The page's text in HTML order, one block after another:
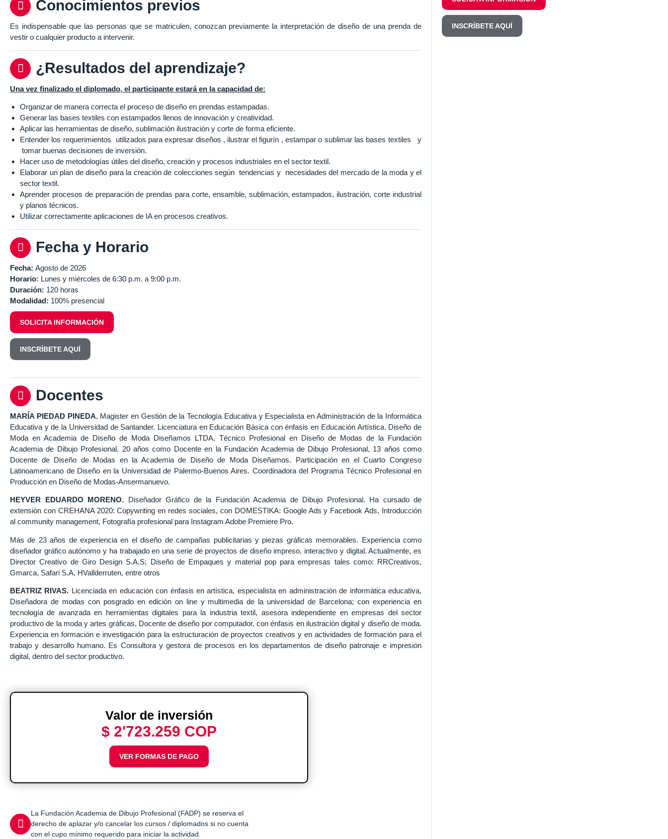
Conocimientos previos
Es indispensable que las personas que se matriculen, conozcan previamente la interpretación de diseño de una prenda de
vestir o cualquier producto a intervenir.
¿Resultados del aprendizaje?
Una vez finalizado el diplomado, el participante estará en la capacidad de:
Organizar de manera correcta el proceso de diseño en prendas estampadas.
Generar las bases textiles con estampados llenos de innovación y creatividad.
Aplicar las herramientas de diseño, sublimación ilustración y corte de forma eficiente.
Entender los requerimientos utilizados para expresar diseños , ilustrar el figurín , estampar o sublimar las bases textiles y
tomar buenas decisiones de inversión.
Hacer uso de metodologías útiles del diseño, creación y procesos industriales en el sector textil.
Elaborar un plan de diseño para la creación de colecciones según tendencias y necesidades del mercado de la moda y el
sector textil.
Aprender procesos de preparación de prendas para corte, ensamble, sublimación, estampados, ilustración, corte industrial
y planos técnicos.
Utilizar correctamente aplicaciones de IA en procesos creativos.
Fecha y Horario
Fecha: Agosto de 2026
Horario: Lunes y miércoles de 6:30 p.m. a 9:00 p.m.
Duración: 120 horas
Modalidad: 100% presencial
SOLICITA INFORMACIÓN
INSCRÍBETE AQUÍ
Docentes
MARÍA PIEDAD PINEDA.Magister en Gestión de la Tecnología Educativa y Especialista en Administración de la Informática
Educativa y de la Universidad de Santander. Licenciatura en Educación Básica con énfasis en Educación Artística. Diseño de
Moda en Academia de Diseño de Moda Diseñamos LTDA, Técnico Profesional en Diseño de Modas de la Fundación
Academia de Dibujo Profesional. 20 años como Docente en la Fundación Academia de Dibujo Profesional, 13 años como
Docente de Diseño de Modas en la Academia de Diseño de Moda Diseñamos. Participación en el Cuarto Congreso
Latinoamericano de Diseño en la Universidad de Palermo-Buenos Aires. Coordinadora del Programa Técnico Profesional en
Producción en Diseño de Modas-Ansermanuevo.
HEYVER EDUARDO MORENO. Diseñador Gráfico de la Fundación Academia de Dibujo Profesional. Ha cursado de
extensión con CREHANA 2020: Copywriting en redes sociales, con DOMESTIKA: Google Ads y Facebook Ads, Introducción
al community management, Fotografía profesional para Instagram Adobe Premiere Pro.
Más de 23 años de experiencia en el diseño de campañas publicitarias y piezas gráficas memorables. Experiencia como
diseñador gráfico autónomo y ha trabajado en una serie de proyectos de diseño impreso, interactivo y digital. Actualmente, es
Director Creativo de Giro Design S.A.S; Diseño de Empaques y material pop para empresas tales como: RRCreativos,
Gmarca, Safari S.A, HVallderruten, entre otros
BEATRIZ RIVAS. Licenciada en educación con énfasis en artística, especialista en administración de informática educativa,
Diseñadora de modas con posgrado en edición on line y multimedia de la universidad de Barcelona; con experiencia en
tecnología de avanzada en herramientas digitales para la industria textil, asesora independiente en empresas del sector
productivo de la moda y artes gráficas, Docente de diseño por computador, con énfasis en ilustración digital y diseño de moda.
Experiencia en formación e investigación para la estructuración de proyectos creativos y en actividades de formación para el
trabajo y desarrollo humano. Es Consultora y gestora de procesos en los departamentos de diseño patronaje e impresión
digital, dentro del sector productivo.
Valor de inversión
$ 2'723.259 COP
VER FORMAS DE PAGO
La Fundación Academia de Dibujo Profesional (FADP) se reserva el
derecho de aplazar y/o cancelar los cursos / diplomados si no cuenta
con el cupo mínimo requerido para iniciar la actividad.
INSCRÍBETE AQUÍ